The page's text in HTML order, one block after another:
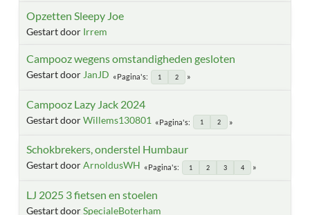
Opzetten Sleepy Joe
Gestart door Irrem
Campooz wegens omstandigheden gesloten
Gestart door JanJD Pagina's 1 2
Campooz Lazy Jack 2024
Gestart doorWillems130801 Pagina's 1 2
Schokbrekers, onderstel Humbaur
Gestart doorArnoldusWH Pagina's 1 2 3 4
LJ 2025 3 fietsen en stoelen
Gestart doorSpecialeBoterham